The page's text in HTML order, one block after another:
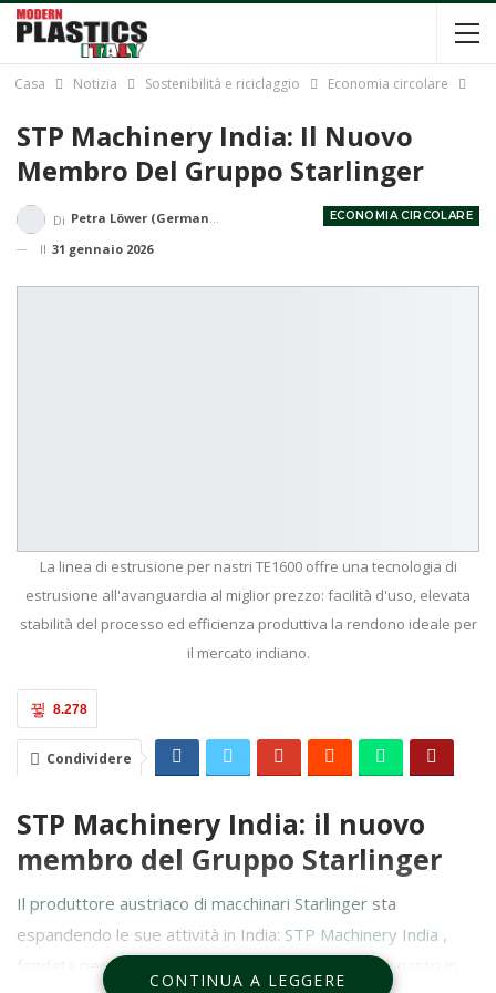
Casa Notizia Sostenibilità e riciclaggio Economia circolare
STP Machinery India: Il Nuovo
Membro Del Gruppo Starlinger
ECONOMIA CIRCOLARE
Di Petra Löwer (Germania)
Il 31 gennaio 2026
La linea di estrusione per nastri TE1600 offre una tecnologia di
estrusione all'avanguardia al miglior prezzo: facilità d'uso, elevata
stabilità del processo ed efficienza produttiva la rendono ideale per
il mercato indiano.
8.278
Condividere
STP Machinery India: il nuovo
membro del Gruppo Starlinger
Il produttore austriaco di macchinari Starlinger sta
espandendo le sue attività in India: STP Machinery India ,
fondata per la produzione di linee di estrusione di nastri in
CONTINUA A LEGGERE